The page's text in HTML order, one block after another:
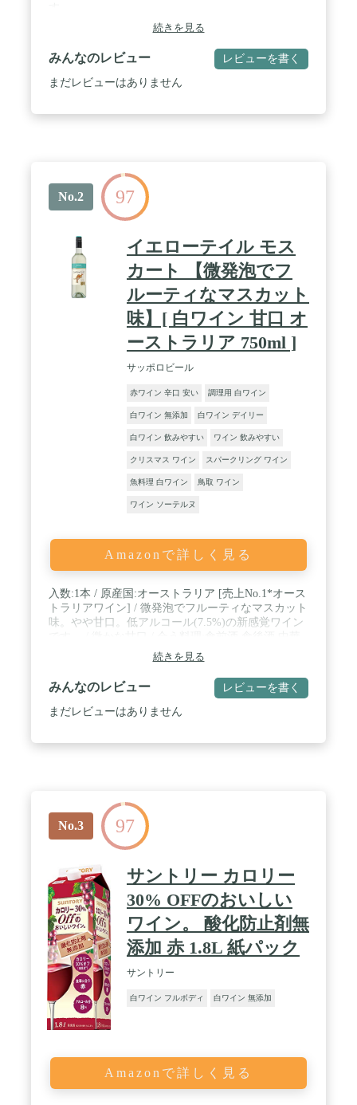
続きを見る
みんなのレビュー レビューを書く
まだレビューはありません
No.2 97
イエローテイル モス
カート 【微発泡でフ
ルーティなマスカット
味】[ 白ワイン 甘口 オ
ーストラリア 750ml ]
サッポロビール
赤ワイン 辛口 安い 調理用 白ワイン
白ワイン 無添加 白ワイン デイリー
白ワイン 飲みやすい ワイン 飲みやすい
クリスマス ワイン スパークリング ワイン
魚料理 白ワイン 鳥取 ワイン
ワイン ソーテルヌ
Amazonで詳しく見る
入数:1本 / 原産国:オーストラリア [売上No.1*オース
トラリアワイン] / 微発泡でフルーティなマスカット
味。やや甘口。低アルコール(7.5%)の新感覚ワイン
料理 / ぶどう品種:モスカート種 / アルコール度
数:7.5% / 容器:ボトル / 微発泡でフルーティーなマ
スカット味。アルコール分7.5%ですっきりした味わ
いが特長です。
続きを見る
みんなのレビュー レビューを書く
まだレビューはありません
No.3 97
サントリー カロリー
30% OFFのおいしい
ワイン。 酸化防止剤無
添加 赤 1.8L 紙パック
サントリー
白ワイン フルボディ 白ワイン 無添加
Amazonで詳しく見る